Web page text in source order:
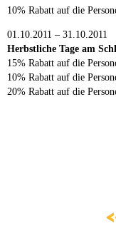
10% Rabatt auf die
01.10.2011 – 31.10.2011
Herbstliche Tage am
15% Rabatt auf die
10% Rabatt auf die
20% Rabatt auf die